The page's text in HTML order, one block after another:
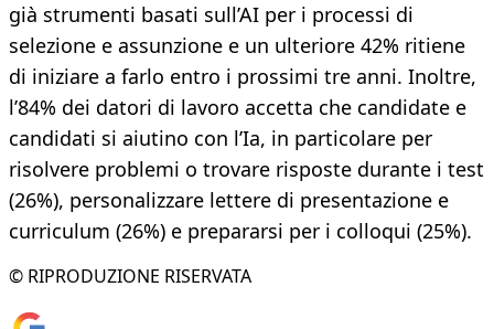
già strumenti basati sull’AI per i processi di
selezione e assunzione e un ulteriore 42% ritiene
di iniziare a farlo entro i prossimi tre anni. Inoltre,
l’84% dei datori di lavoro accetta che candidate e
candidati si aiutino con l’Ia, in particolare per
risolvere problemi o trovare risposte durante i test
(26%), personalizzare lettere di presentazione e
curriculum (26%) e prepararsi per i colloqui (25%).
© RIPRODUZIONE RISERVATA